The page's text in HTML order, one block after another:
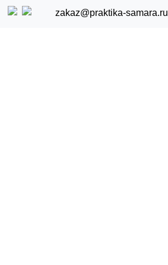
zakaz@praktika-samara.ru